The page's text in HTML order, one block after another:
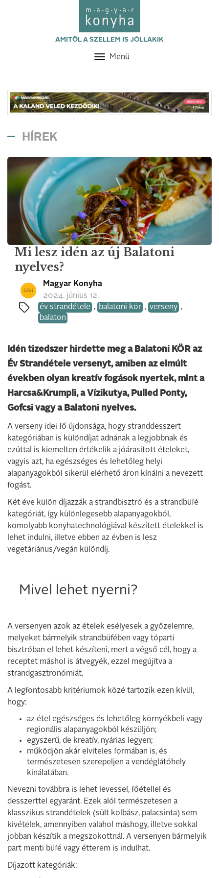
AMITŐL A SZELLEM IS JÓLLAKIK
Toggle
Menü
HÍREK
Mi lesz idén az új Balatoni
nyelves?
Magyar Konyha
2024. június 12.
év strandétele , balatoni kör , verseny ,
balaton
Idén tizedszer hirdette meg a Balatoni KÖR az
Év Strandétele versenyt, amiben az elmúlt
években olyan kreatív fogások nyertek, mint a
Harcsa&Krumpli, a Vízikutya, Pulled Ponty,
Gofcsi vagy a Balatoni nyelves.
A verseny idei fő újdonsága, hogy stranddesszert
kategóriában is különdíjat adnának a legjobbnak és
ezúttal is kiemelten értékelik a jóárasított ételeket,
vagyis azt, ha egészséges és lehetőleg helyi
alapanyagokból sikerül elérhető áron kínálni a nevezett
fogást.
Két éve külön díjazzák a strandbisztró és a strandbüfé
kategóriát, így különlegesebb alapanyagokból,
komolyabb konyhatechnológiával készített ételekkel is
lehet indulni, illetve ebben az évben is lesz
vegetáriánus/vegán különdíj.
Mivel lehet nyerni?
A versenyen azok az ételek esélyesek a győzelemre,
melyeket bármelyik strandbüfében vagy tóparti
bisztróban el lehet készíteni, mert a végső cél, hogy a
receptet máshol is átvegyék, ezzel megújítva a
strandgasztronómiát.
A legfontosabb kritériumok közé tartozik ezen kívül,
hogy:
az étel egészséges és lehetőleg környékbeli vagy
regionális alapanyagokból készüljön;
egyszerű, de kreatív, nyárias legyen;
működjön akár elviteles formában is, és
természetesen szerepeljen a vendéglátóhely
kínálatában.
Nevezni továbbra is lehet levessel, főétellel és
desszerttel egyaránt. Ezek alól természetesen a
klasszikus strandételek (sült kolbász, palacsinta) sem
kivételek, amennyiben valahol máshogy, illetve sokkal
jobban készítik a megszokottnál. A versenyen bármelyik
part menti büfé vagy étterem is indulhat.
Díjazott kategóriák: